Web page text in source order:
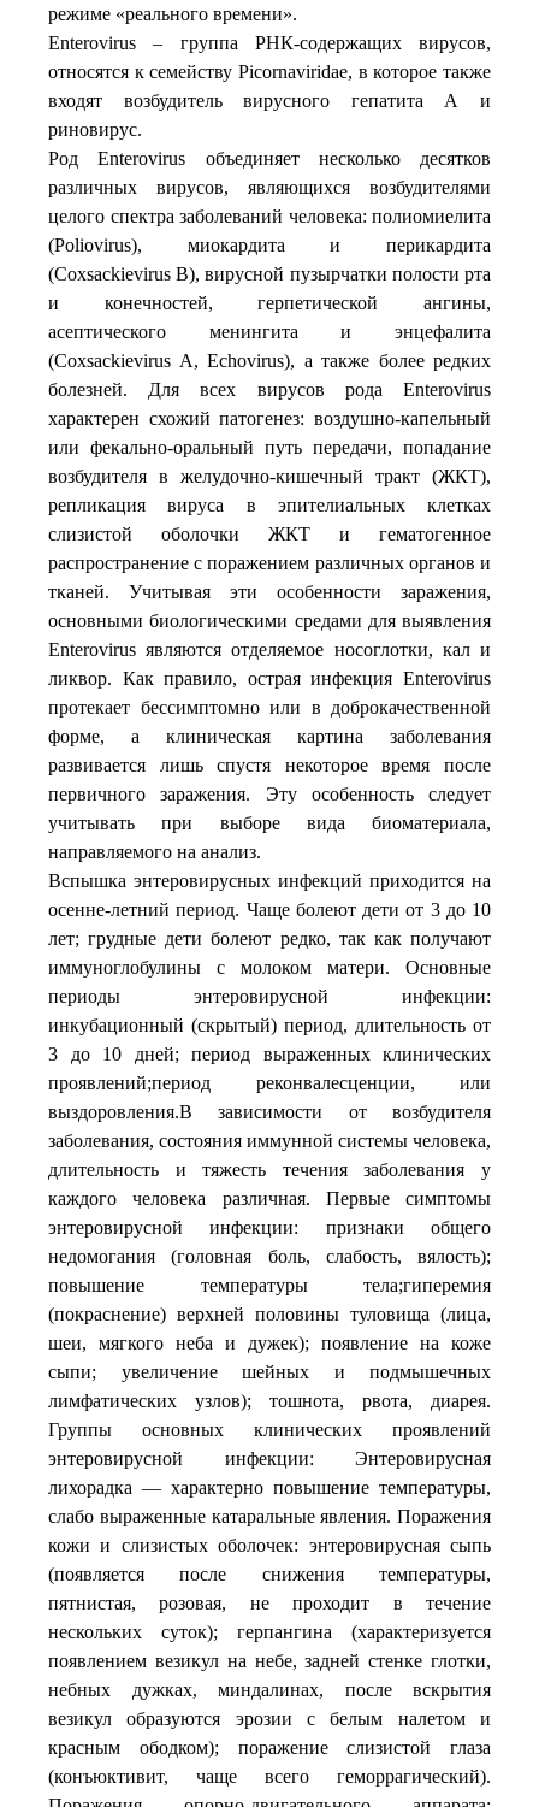
режиме «реального времени».
Enterovirus – группа РНК-содержащих вирусов,
относятся к семейству Picornaviridae, в которое также
входят возбудитель вирусного гепатита А и
риновирус.
Род Enterovirus объединяет несколько десятков
различных вирусов, являющихся возбудителями
целого спектра заболеваний человека: полиомиелита
(Poliovirus), миокардита и перикардита
(Сoxsackievirus В), вирусной пузырчатки полости рта
и конечностей, герпетической ангины,
асептического менингита и энцефалита
(Сoxsackievirus A, Echovirus), а также более редких
болезней. Для всех вирусов рода Enterovirus
характерен схожий патогенез: воздушно-капельный
или фекально-оральный путь передачи, попадание
возбудителя в желудочно-кишечный тракт (ЖКТ),
репликация вируса в эпителиальных клетках
слизистой оболочки ЖКТ и гематогенное
распространение с поражением различных органов и
тканей. Учитывая эти особенности заражения,
основными биологическими средами для выявления
Enterovirus являются отделяемое носоглотки, кал и
ликвор. Как правило, острая инфекция Enterovirus
протекает бессимптомно или в доброкачественной
форме, а клиническая картина заболевания
развивается лишь спустя некоторое время после
первичного заражения. Эту особенность следует
учитывать при выборе вида биоматериала,
направляемого на анализ.
Вспышка энтеровирусных инфекций приходится на
осенне-летний период. Чаще болеют дети от 3 до 10
лет; грудные дети болеют редко, так как получают
иммуноглобулины с молоком матери. Основные
периоды энтеровирусной инфекции:
инкубационный (скрытый) период, длительность от
3 до 10 дней; период выраженных клинических
проявлений;период реконвалесценции, или
выздоровления.В зависимости от возбудителя
заболевания, состояния иммунной системы человека,
длительность и тяжесть течения заболевания у
каждого человека различная. Первые симптомы
энтеровирусной инфекции: признаки общего
недомогания (головная боль, слабость, вялость);
повышение температуры тела;гиперемия
(покраснение) верхней половины туловища (лица,
шеи, мягкого неба и дужек); появление на коже
сыпи; увеличение шейных и подмышечных
лимфатических узлов); тошнота, рвота, диарея.
Группы основных клинических проявлений
энтеровирусной инфекции: Энтеровирусная
лихорадка — характерно повышение температуры,
слабо выраженные катаральные явления. Поражения
кожи и слизистых оболочек: энтеровирусная сыпь
(появляется после снижения температуры,
пятнистая, розовая, не проходит в течение
нескольких суток); герпангина (характеризуется
появлением везикул на небе, задней стенке глотки,
небных дужках, миндалинах, после вскрытия
везикул образуются эрозии с белым налетом и
красным ободком); поражение слизистой глаза
(конъюктивит, чаще всего геморрагический).